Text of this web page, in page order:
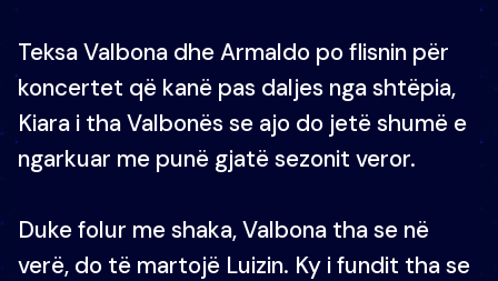
Teksa Valbona dhe Armaldo po flisnin për
koncertet që kanë pas daljes nga shtëpia,
Kiara i tha Valbonës se ajo do jetë shumë e
ngarkuar me punë gjatë sezonit veror.
Duke folur me shaka, Valbona tha se në
verë, do të martojë Luizin. Ky i fundit tha se